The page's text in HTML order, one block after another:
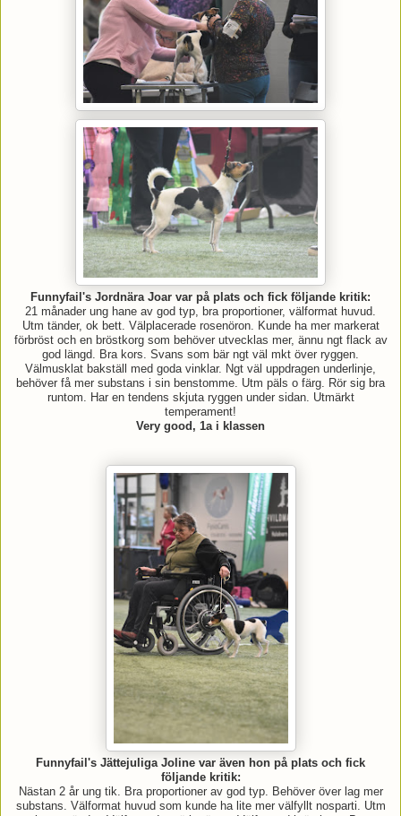
Funnyfail's Jordnära Joar var på plats och fick följande kritik:
21 månader ung hane av god typ, bra proportioner, välformat huvud.
Utm tänder, ok bett. Välplacerade rosenöron. Kunde ha mer markerat
förbröst och en bröstkorg som behöver utvecklas mer, ännu ngt flack av
god längd. Bra kors. Svans som bär ngt väl mkt över ryggen.
Välmusklat bakställ med goda vinklar. Ngt väl uppdragen underlinje,
behöver få mer substans i sin benstomme. Utm päls o färg. Rör sig bra
runtom. Har en tendens skjuta ryggen under sidan. Utmärkt
temperament!
Very good, 1a i klassen
Funnyfail's Jättejuliga Joline var även hon på plats och fick
följande kritik:
Nästan 2 år ung tik. Bra proportioner av god typ. Behöver över lag mer
substans. Välformat huvud som kunde ha lite mer välfyllt nosparti. Utm